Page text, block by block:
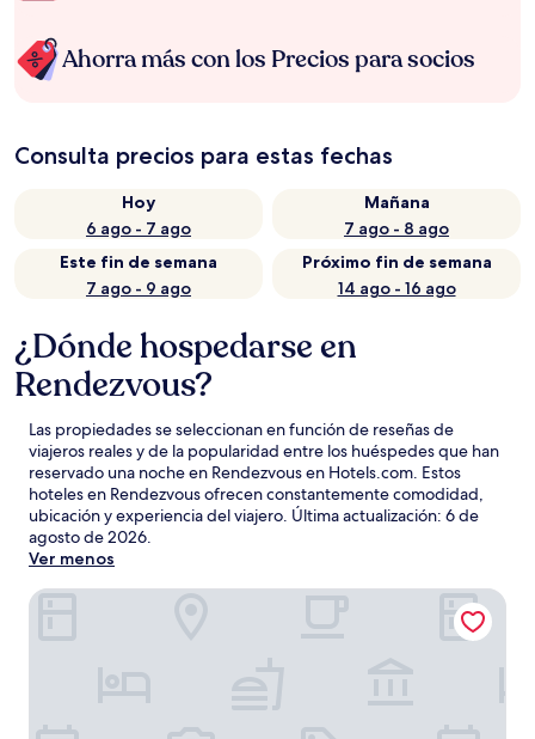
Ahorra más con los Precios para socios
Consulta precios para estas fechas
Hoy
6 ago - 7 ago
Mañana
7 ago - 8 ago
Este fin de semana
7 ago - 9 ago
Próximo fin de semana
14 ago - 16 ago
¿Dónde hospedarse en
Rendezvous?
Las propiedades se seleccionan en función de reseñas de
viajeros reales y de la popularidad entre los huéspedes que han
reservado una noche en Rendezvous en Hotels.com. Estos
hoteles en Rendezvous ofrecen constantemente comodidad,
ubicación y experiencia del viajero. Última actualización: 6 de
agosto de 2026.
Ver menos
Divi Southwinds Beach Resort